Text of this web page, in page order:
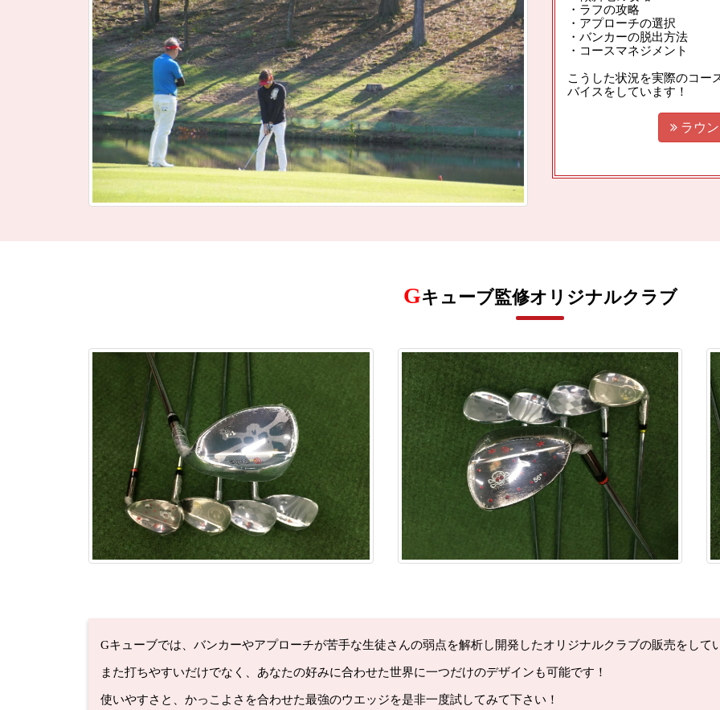
・ラフの攻略
・アプローチの選択
・バンカーの脱出方法
・コースマネジメント
こうした状況を実際のコー
バイスをしています！
 ラウ
Gキューブ監修オリジナルクラブ
Gキューブでは、バンカーやアプローチが苦手な生徒さんの弱点を解析し開発したオリジナルクラブの販売をして
また打ちやすいだけでなく、あなたの好みに合わせた世界に一つだけのデザインも可能です！
使いやすさと、かっこよさを合わせた最強のウエッジを是非一度試してみて下さい！